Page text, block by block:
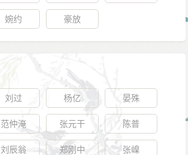
婉约 豪放
刘过 杨亿 晏殊
范仲淹 张元干 陈普
刘辰翁 郑刚中 张嵲